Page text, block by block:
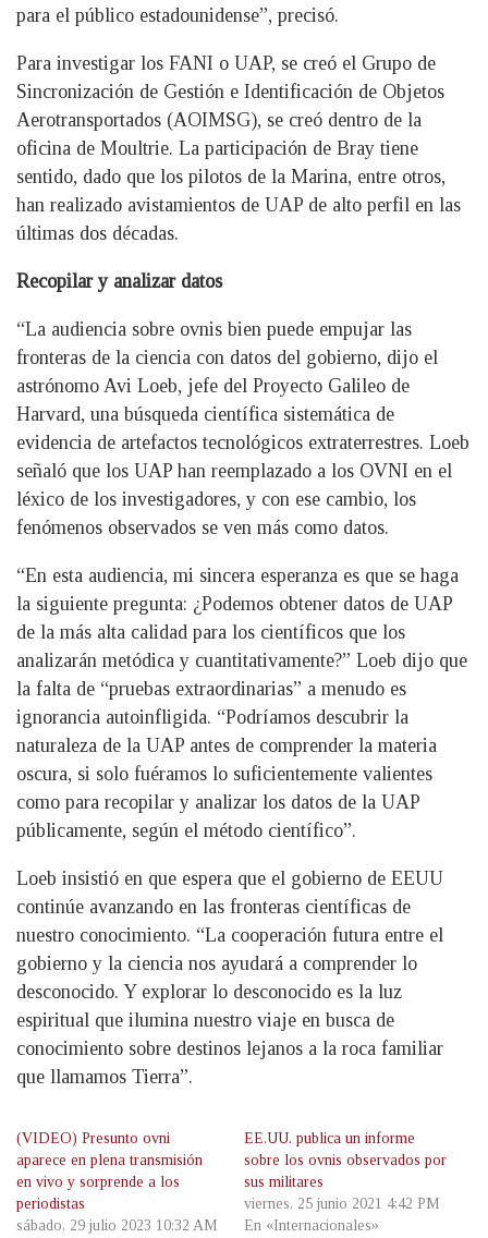
para el público estadounidense”, precisó.
Para investigar los FANI o UAP, se creó el Grupo de
Sincronización de Gestión e Identificación de Objetos
Aerotransportados (AOIMSG), se creó dentro de la
oficina de Moultrie. La participación de Bray tiene
sentido, dado que los pilotos de la Marina, entre otros,
han realizado avistamientos de UAP de alto perfil en las
últimas dos décadas.
Recopilar y analizar datos
“La audiencia sobre ovnis bien puede empujar las
fronteras de la ciencia con datos del gobierno, dijo el
astrónomo Avi Loeb, jefe del Proyecto Galileo de
Harvard, una búsqueda científica sistemática de
evidencia de artefactos tecnológicos extraterrestres. Loeb
señaló que los UAP han reemplazado a los OVNI en el
léxico de los investigadores, y con ese cambio, los
fenómenos observados se ven más como datos.
“En esta audiencia, mi sincera esperanza es que se haga
la siguiente pregunta: ¿Podemos obtener datos de UAP
de la más alta calidad para los científicos que los
analizarán metódica y cuantitativamente?” Loeb dijo que
la falta de “pruebas extraordinarias” a menudo es
ignorancia autoinfligida. “Podríamos descubrir la
naturaleza de la UAP antes de comprender la materia
oscura, si solo fuéramos lo suficientemente valientes
como para recopilar y analizar los datos de la UAP
públicamente, según el método científico”.
Loeb insistió en que espera que el gobierno de EEUU
continúe avanzando en las fronteras científicas de
nuestro conocimiento. “La cooperación futura entre el
gobierno y la ciencia nos ayudará a comprender lo
desconocido. Y explorar lo desconocido es la luz
espiritual que ilumina nuestro viaje en busca de
conocimiento sobre destinos lejanos a la roca familiar
que llamamos Tierra”.
(VIDEO) Presunto ovni
aparece en plena transmisión
en vivo y sorprende a los
periodistas
sábado, 29 julio 2023 10:32 AM
EE.UU. publica un informe
sobre los ovnis observados por
sus militares
viernes, 25 junio 2021 4:42 PM
En «Internacionales»